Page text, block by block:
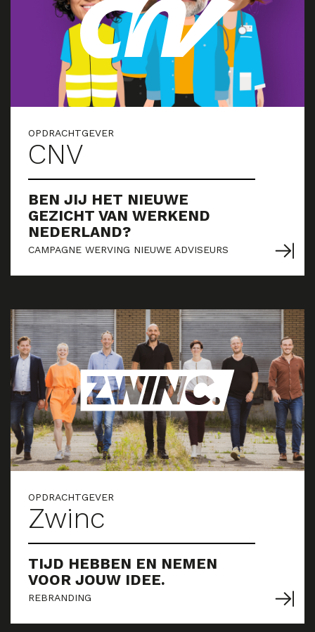
OPDRACHTGEVER
CNV
BEN JIJ HET NIEUWE
GEZICHT VAN WERKEND
NEDERLAND?
CAMPAGNE WERVING NIEUWE ADVISEURS
OPDRACHTGEVER
Zwinc
TIJD HEBBEN EN NEMEN
VOOR JOUW IDEE.
REBRANDING